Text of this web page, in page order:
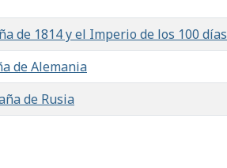
de 1814 y el Imperio de los 100 días
de Alemania
de Rusia